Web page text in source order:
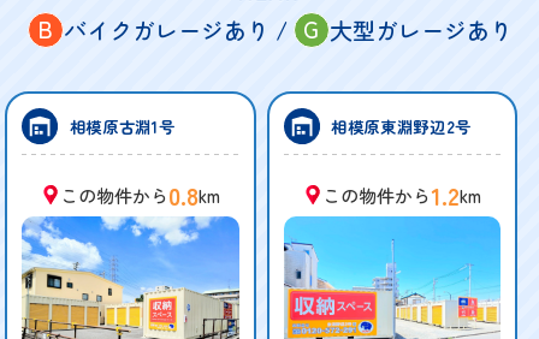
B バイクガレージあり / G 大型ガレージあり
相模原古淵1号
この物件から0.8km
相模原東淵野辺2号
この物件から1.2km